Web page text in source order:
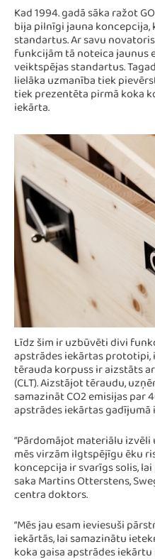
Kad 1994. gadā sāka ražot
bija pilnīgi jauna
standartus. Ar savu
funkcijām tā noteica
veiktspējas standartus.
lielāka uzmanība tiek
tiek prezentēta pirmā koka
iekārta.
Līdz šim ir uzbūvēti divi
apstrādes iekārtas
tērauda korpuss ir aizstāts
(CLT). Aizstājot tēraudu,
samazināt CO2 emisijas par
apstrādes iekārtas
“Pārdomājot materiālu
mēs virzām ilgtspējīgu ēku
koncepcija ir svarīgs solis,
saka Martins Otterstens,
centra doktors.
“Mēs jau esam ieviesuši
iekārtās, lai samazinātu